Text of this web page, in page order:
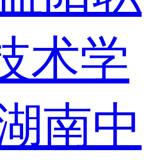
术学
南中